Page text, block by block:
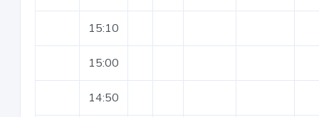
15:10
15:00
14:50